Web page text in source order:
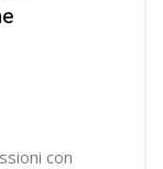
con